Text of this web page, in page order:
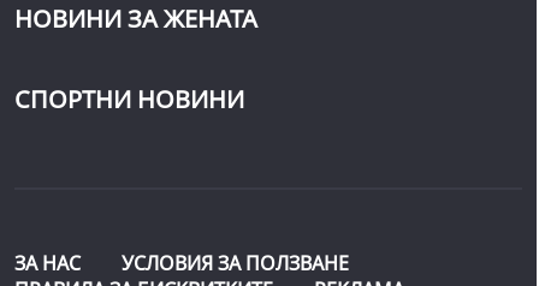
НОВИНИ ЗА ЖЕНАТА
СПОРТНИ НОВИНИ
ЗА НАС
УСЛОВИЯ ЗА ПОЛЗВАНЕ